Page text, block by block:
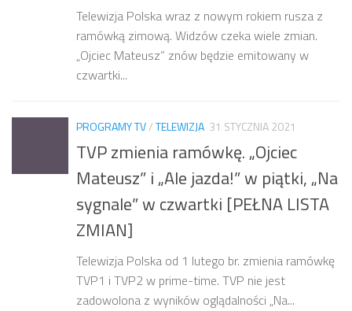
Telewizja Polska wraz z nowym rokiem rusza z
ramówką zimową. Widzów czeka wiele zmian.
„Ojciec Mateusz” znów będzie emitowany w
czwartki...
PROGRAMY TV/TELEWIZJA 31 STYCZNIA 2021
TVP zmienia ramówkę. „Ojciec
Mateusz” i „Ale jazda!” w piątki, „Na
sygnale” w czwartki [PEŁNA LISTA
ZMIAN]
Telewizja Polska od 1 lutego br. zmienia ramówkę
TVP1 i TVP2 w prime-time. TVP nie jest
zadowolona z wyników oglądalności „Na...